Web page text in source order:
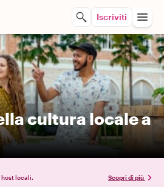
Iscriviti
cultura locale a
locali. Scopri di più